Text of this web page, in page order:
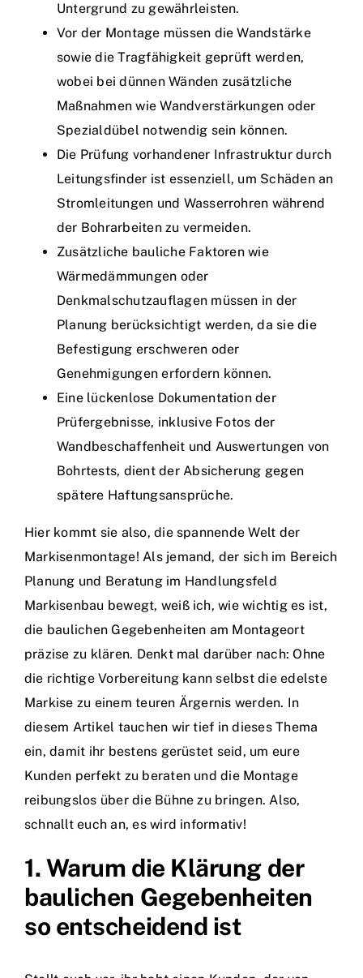
Untergrund zu gewährleisten.
Vor der Montage müssen die Wandstärke
sowie die Tragfähigkeit geprüft werden,
wobei bei dünnen Wänden zusätzliche
Maßnahmen wie Wandverstärkungen oder
Spezialdübel notwendig sein können.
Die Prüfung vorhandener Infrastruktur durch
Leitungsfinder ist essenziell, um Schäden an
Stromleitungen und Wasserrohren während
der Bohrarbeiten zu vermeiden.
Zusätzliche bauliche Faktoren wie
Wärmedämmungen oder
Denkmalschutzauflagen müssen in der
Planung berücksichtigt werden, da sie die
Befestigung erschweren oder
Genehmigungen erfordern können.
Eine lückenlose Dokumentation der
Prüfergebnisse, inklusive Fotos der
Wandbeschaffenheit und Auswertungen von
Bohrtests, dient der Absicherung gegen
spätere Haftungsansprüche.
Hier kommt sie also, die spannende Welt der
Markisenmontage! Als jemand, der sich im Bereich
Planung und Beratung im Handlungsfeld
Markisenbau bewegt, weiß ich, wie wichtig es ist,
die baulichen Gegebenheiten am Montageort
präzise zu klären. Denkt mal darüber nach: Ohne
die richtige Vorbereitung kann selbst die edelste
Markise zu einem teuren Ärgernis werden. In
diesem Artikel tauchen wir tief in dieses Thema
ein, damit ihr bestens gerüstet seid, um eure
Kunden perfekt zu beraten und die Montage
reibungslos über die Bühne zu bringen. Also,
schnallt euch an, es wird informativ!
1. Warum die Klärung der
baulichen Gegebenheiten
so entscheidend ist